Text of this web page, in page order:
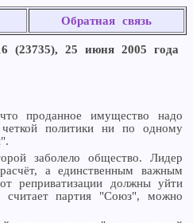
Обратная связь
(23735), 25 июня 2005 года
проданное имущество надо
политики ни по одному
заболело общество. Лидер
а единственным важным
реприватизации должны уйти
партия "Союз", можно